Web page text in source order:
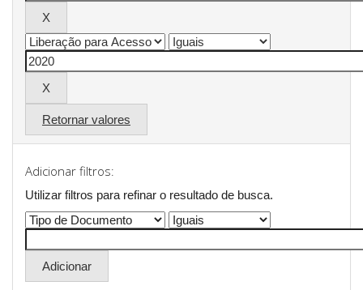
Retornar valores
Adicionar filtros:
Utilizar filtros para refinar o resultado de busca.